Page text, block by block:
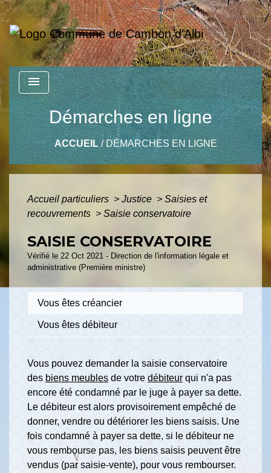
menu
Démarches en ligne
ACCUEIL/DÉMARCHES EN LIGNE
Accueil particuliers > Justice > Saisies et
recouvrements > Saisie conservatoire
SAISIE CONSERVATOIRE
Vérifié le 22 Oct 2021 - Direction de l'information légale et
administrative (Première ministre)
Vous êtes créancier
Vous êtes débiteur
Vous pouvez demander la saisie conservatoire
des biens meubles de votre débiteur qui n'a pas
encore été condamné par le juge à payer sa dette.
Le débiteur est alors provisoirement empêché de
donner, vendre ou détériorer les biens saisis. Une
fois condamné à payer sa dette, si le débiteur ne
vous rembourse pas, les biens saisis peuvent être
vendus (par saisie-vente), pour vous rembourser.